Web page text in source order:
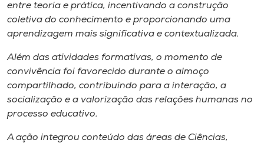
entre teoria e prática, incentivando a construção
coletiva do conhecimento e proporcionando uma
aprendizagem mais significativa e contextualizada.
Além das atividades formativas, o momento de
convivência foi favorecido durante o almoço
compartilhado, contribuindo para a interação, a
socialização e a valorização das relações humanas no
processo educativo.
A ação integrou conteúdo das áreas de Ciências,